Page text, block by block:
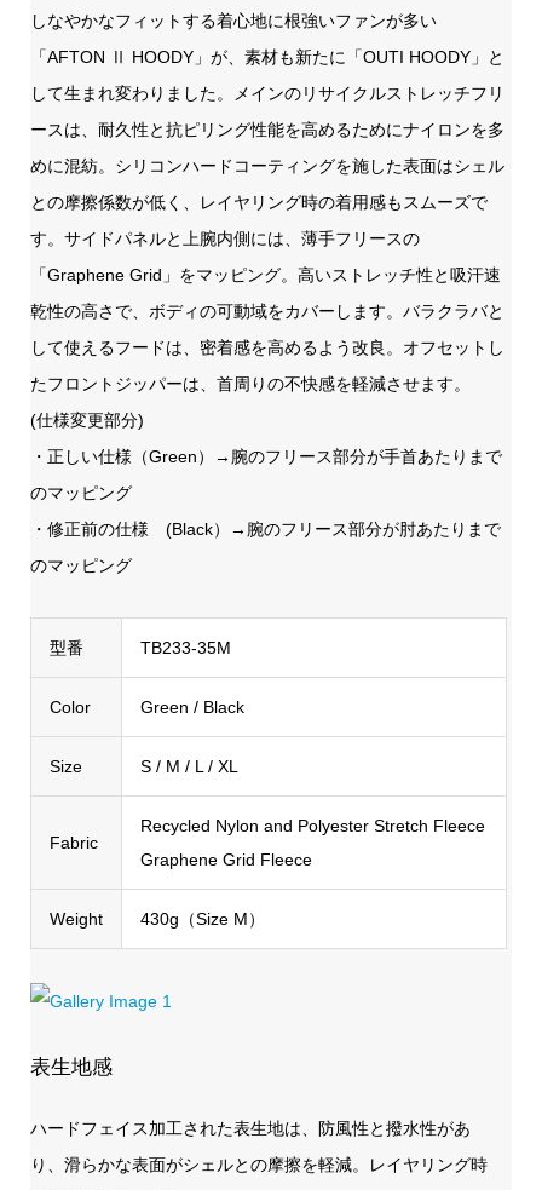
しなやかなフィットする着心地に根強いファンが多い
「AFTON Ⅱ HOODY」が、素材も新たに「OUTI HOODY」と
して生まれ変わりました。メインのリサイクルストレッチフリ
ースは、耐久性と抗ピリング性能を高めるためにナイロンを多
めに混紡。シリコンハードコーティングを施した表面はシェル
との摩擦係数が低く、レイヤリング時の着用感もスムーズで
す。サイドパネルと上腕内側には、薄手フリースの
「Graphene Grid」をマッピング。高いストレッチ性と吸汗速
乾性の高さで、ボディの可動域をカバーします。バラクラバと
して使えるフードは、密着感を高めるよう改良。オフセットし
たフロントジッパーは、首周りの不快感を軽減させます。
(仕様変更部分)
・正しい仕様（Green）→腕のフリース部分が手首あたりまで
のマッピング
・修正前の仕様 (Black）→腕のフリース部分が肘あたりまで
のマッピング
型番 TB233-35M
Color Green / Black
Size S / M / L / XL
Fabric
Recycled Nylon and Polyester Stretch Fleece
Graphene Grid Fleece
Weight 430g（Size M）
表生地感
ハードフェイス加工された表生地は、防風性と撥水性があ
り、滑らかな表面がシェルとの摩擦を軽減。レイヤリング時